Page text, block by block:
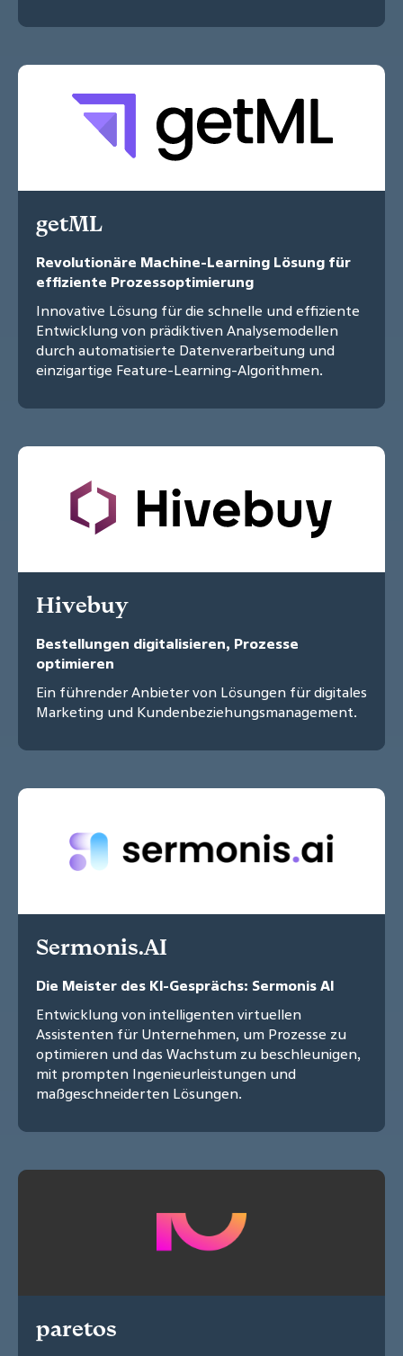
getML
Revolutionäre Machine-Learning Lösung für
effiziente Prozessoptimierung
Innovative Lösung für die schnelle und effiziente
Entwicklung von prädiktiven Analysemodellen
durch automatisierte Datenverarbeitung und
einzigartige Feature-Learning-Algorithmen.
Hivebuy
Bestellungen digitalisieren, Prozesse
optimieren
Ein führender Anbieter von Lösungen für digitales
Marketing und Kundenbeziehungsmanagement.
Sermonis.AI
Die Meister des KI-Gesprächs: Sermonis AI
Entwicklung von intelligenten virtuellen
Assistenten für Unternehmen, um Prozesse zu
optimieren und das Wachstum zu beschleunigen,
mit prompten Ingenieurleistungen und
maßgeschneiderten Lösungen.
paretos